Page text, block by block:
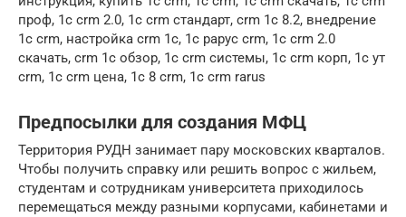
проф, 1c crm 2.0, 1c crm стандарт, crm 1c 8.2, внедрение
1c crm, настройка crm 1c, 1c рарус crm, 1c crm 2.0
скачать, crm 1c обзор, 1c crm системы, 1c crm корп, 1c ут
crm, 1c crm цена, 1c 8 crm, 1c crm rarus
Предпосылки для создания МФЦ
Территория РУДН занимает пару московских кварталов.
Чтобы получить справку или решить вопрос с жильем,
студентам и сотрудникам университета приходилось
перемещаться между разными корпусами, кабинетами и